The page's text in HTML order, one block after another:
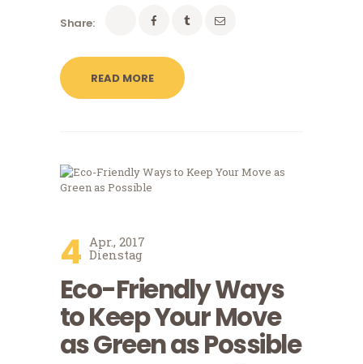
Share:
READ MORE
4 Apr., 2017
Dienstag
Eco-Friendly Ways
to Keep Your Move
as Green as Possible